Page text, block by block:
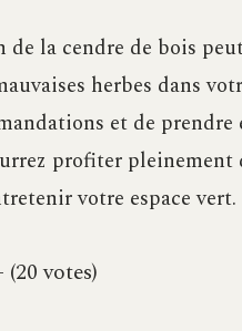
de la cendre de bois
herbes dans
et de
profiter
votre espace vert.
(20 votes)